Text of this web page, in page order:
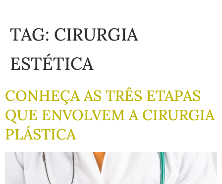
TAG: CIRURGIA
ESTÉTICA
CONHEÇA AS TRÊS ETAPAS
QUE ENVOLVEM A CIRURGIA
PLÁSTICA